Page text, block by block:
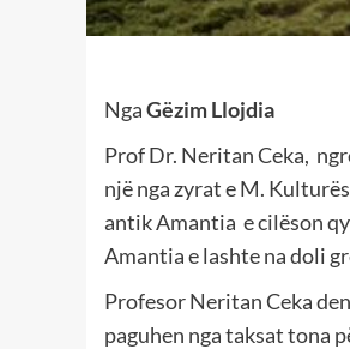
NgaGëzim Llojdia
Prof Dr. Neritan Ceka,
një nga zyrat e M.
antik Amantia e cilëson
Amantia e lashte na doli
Profesor Neritan Ceka
paguhen nga taksat tona